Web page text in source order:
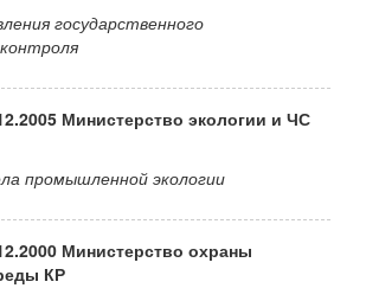
государственного
Министерство экологии и ЧС
промышленной экологии
Министерство охраны
КР